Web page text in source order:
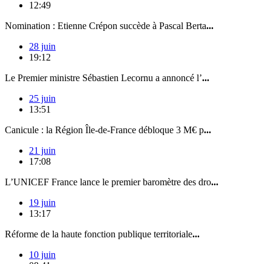
12:49
Nomination : Etienne Crépon succède à Pascal Berta...
28 juin
19:12
Le Premier ministre Sébastien Lecornu a annoncé l’...
25 juin
13:51
Canicule : la Région Île-de-France débloque 3 M€ p...
21 juin
17:08
L’UNICEF France lance le premier baromètre des dro...
19 juin
13:17
Réforme de la haute fonction publique territoriale...
10 juin